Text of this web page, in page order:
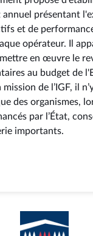
présentant
et de
opérateur. Il
en œuvre le
au budget de
de l’IGF, il
des organismes,
par l’État,
importants.